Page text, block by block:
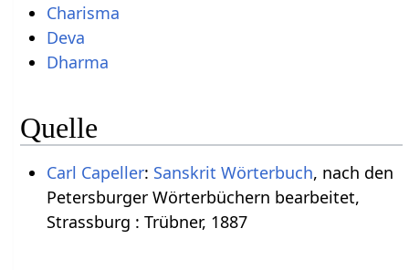
Charisma
Deva
Dharma
Quelle
Carl Capeller: Sanskrit Wörterbuch, nach den
Petersburger Wörterbüchern bearbeitet,
Strassburg : Trübner, 1887